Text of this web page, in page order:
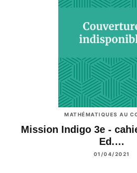
MATHÉMATIQUES AU
Mission Indigo 3e -
Ed.…
01/04/2021